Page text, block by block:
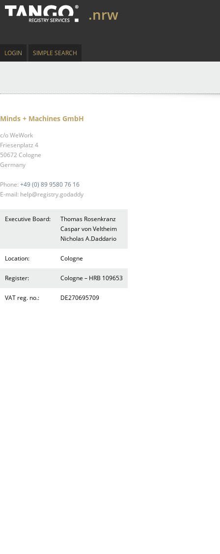
.nrw
LOGIN SIMPLE SEARCH
Minds + Machines GmbH
c/o WeWork
Friesenplatz 4
50672 Cologne
Germany
Phone: +49 (0) 89 9580 76 16
E-mail: help@registry.godaddy
Executive Board:
Thomas Rosenkranz
Caspar von Veltheim
Nicholas A.Daddario
Location: Cologne
Register: Cologne – HRB 109653
VAT reg. no.: DE270695709